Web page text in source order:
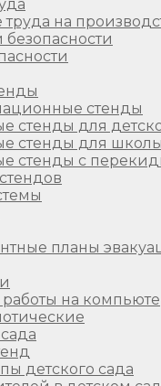
труда на
стенды
стенды для
стенды для
стенды с
планы
на
детского сада